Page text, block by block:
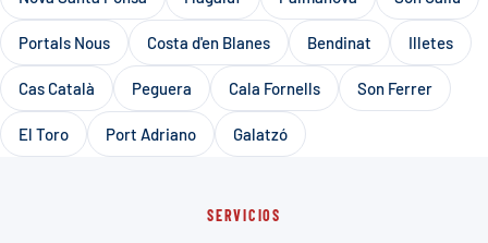
Portals Nous Costa d'en Blanes Bendinat Illetes
Cas Català Peguera Cala Fornells Son Ferrer
El Toro Port Adriano Galatzó
SERVICIOS